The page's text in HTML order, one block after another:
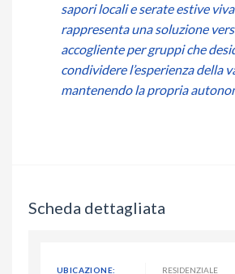
sapori locali e serate estive
rappresenta una soluzione
accogliente per gruppi che
condividere l’esperienza della
mantenendo la propria
Scheda dettagliata
UBICAZIONE:
RESIDENZIALE